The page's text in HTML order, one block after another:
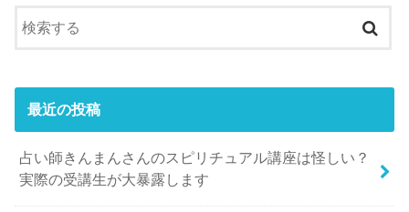
最近の投稿
占い師きんまんさんのスピリチュアル講座は怪しい？
実際の受講生が大暴露します